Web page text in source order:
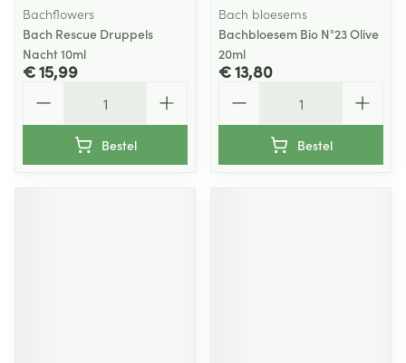
Bachflowers
Bach Rescue Druppels
Nacht 10ml
€ 15,99
Bestel
Bach bloesems
Bachbloesem Bio N°23 Olive
20ml
€ 13,80
Bestel